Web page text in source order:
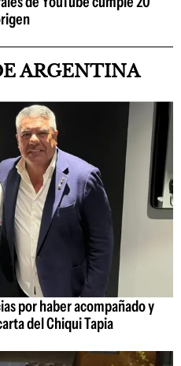
ARGENTINA
por haber acompañado y
del Chiqui Tapia